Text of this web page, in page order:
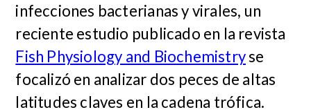
infecciones bacterianas y virales, un
reciente estudio publicado en la revista
Fish Physiology and Biochemistryse
focalizó en analizar dos peces de altas
latitudes claves en la cadena trófica.